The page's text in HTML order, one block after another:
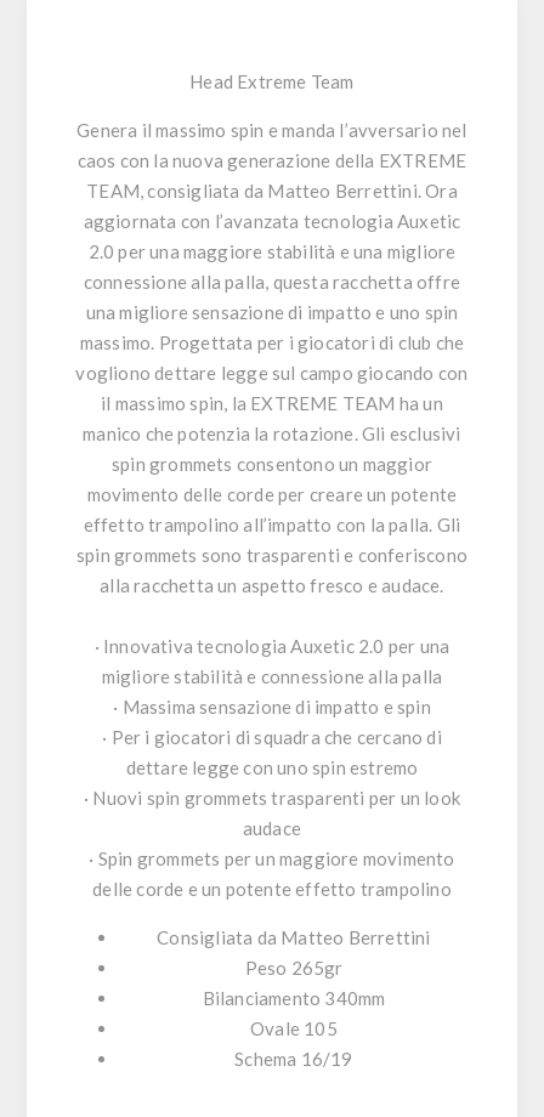
Head Extreme Team
Genera il massimo spin e manda l’avversario nel
caos con la nuova generazione della EXTREME
TEAM, consigliata da Matteo Berrettini. Ora
aggiornata con l’avanzata tecnologia Auxetic
2.0 per una maggiore stabilità e una migliore
connessione alla palla, questa racchetta offre
una migliore sensazione di impatto e uno spin
massimo. Progettata per i giocatori di club che
vogliono dettare legge sul campo giocando con
il massimo spin, la EXTREME TEAM ha un
manico che potenzia la rotazione. Gli esclusivi
spin grommets consentono un maggior
movimento delle corde per creare un potente
effetto trampolino all’impatto con la palla. Gli
spin grommets sono trasparenti e conferiscono
alla racchetta un aspetto fresco e audace.
· Innovativa tecnologia Auxetic 2.0 per una
migliore stabilità e connessione alla palla
· Massima sensazione di impatto e spin
· Per i giocatori di squadra che cercano di
dettare legge con uno spin estremo
· Nuovi spin grommets trasparenti per un look
audace
· Spin grommets per un maggiore movimento
delle corde e un potente effetto trampolino
Consigliata da Matteo Berrettini
Peso 265gr
Bilanciamento 340mm
Ovale 105
Schema 16/19